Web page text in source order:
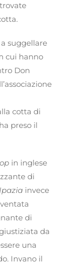
suggellare
cui hanno
Don
cotta di
preso il
in inglese
di
Ipaziainvece
di
da
una
Invano il